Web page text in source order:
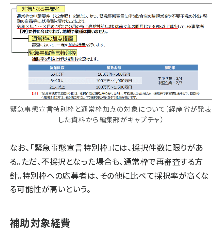
緊急事態宣言特別枠と通常枠加点の対象について（経産省が発表
した資料から編集部がキャプチャ）
なお、「緊急事態宣言特別枠」には、採択件数に限りがあ
る。ただ、不採択となった場合も、通常枠で再審査する方
針。特別枠への応募者は、その他に比べて採択率が高くな
る可能性が高いという。
補助対象経費